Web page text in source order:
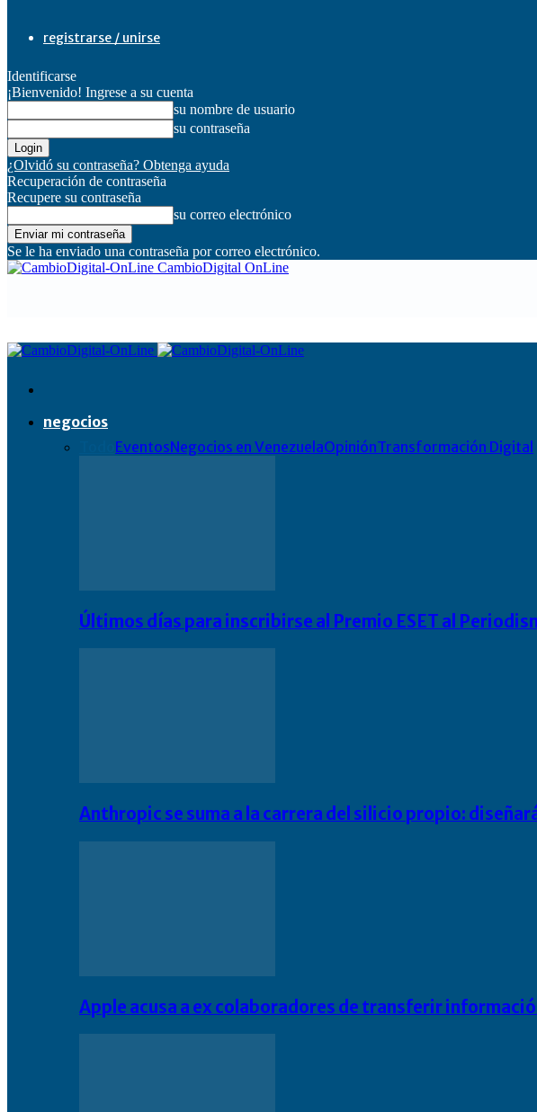
registrarse / unirse
Identificarse
¡Bienvenido! Ingrese a su cuenta
su nombre de usuario
su contraseña
¿Olvidó su contraseña? Obtenga ayuda
Recuperación de contraseña
Recupere su contraseña
su correo electrónico
Se le ha enviado una contraseña por correo electrónico.
CambioDigital OnLine
negocios
EventosNegocios en VenezuelaOpiniónTransformación Digital
Últimos días para inscribirse al Premio ESET al
Anthropic se suma a la carrera del silicio propio:
Apple acusa a ex colaboradores de transferir